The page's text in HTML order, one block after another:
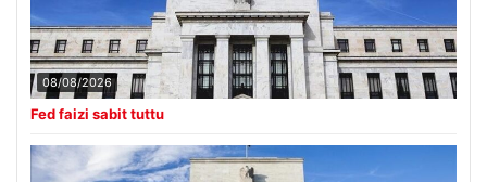
08/08/2026
Fed faizi sabit tuttu